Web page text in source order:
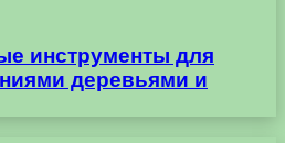
инструменты для
деревьями и